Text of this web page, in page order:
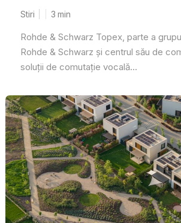
Stiri 3 min
Rohde & Schwarz Topex, parte a
Rohde & Schwarz și centrul său de
soluții de comutație vocală...